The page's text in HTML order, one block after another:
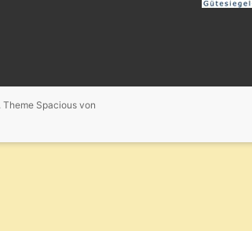
Theme Spacious von